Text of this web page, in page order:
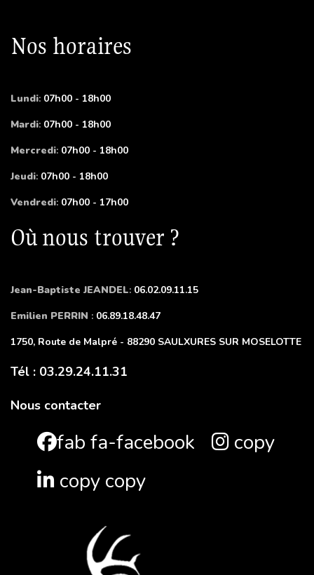
Nos horaires
Lundi: 07h00 - 18h00
Mardi: 07h00 - 18h00
Mercredi: 07h00 - 18h00
Jeudi: 07h00 - 18h00
Vendredi: 07h00 - 17h00
Où nous trouver ?
Jean-Baptiste JEANDEL: 06.02.09.11.15
Emilien PERRIN : 06.89.18.48.47
1750, Route de Malpré - 88290 SAULXURES SUR MOSELOTTE
Tél : 03.29.24.11.31
Nous contacter
fab fa-facebook
copy
copy copy